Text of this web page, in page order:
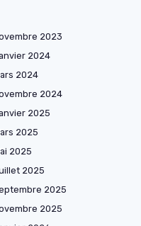
2023
2024
2024
2024
2025
2025
2025
2025
2025
2025